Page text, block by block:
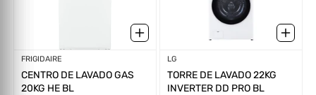
Proveedor:
FRIGIDAIRE
CENTRO DE LAVADO GAS
20KG HE BL
Proveedor:
LG
TORRE DE LAVADO 22KG
INVERTER DD PRO BL